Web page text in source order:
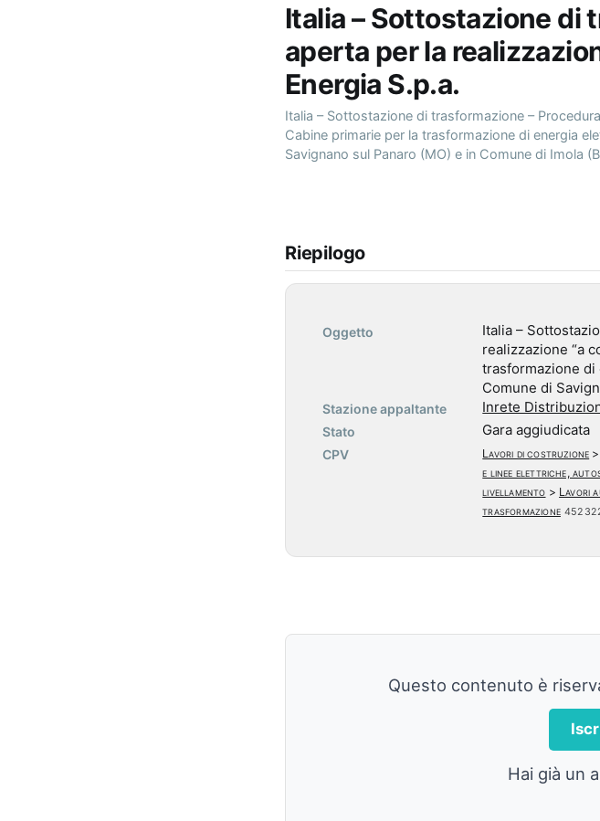
Italia – Sottostazione di
aperta per la
Energia S.p.a.
Italia – Sottostazione di trasformazione –
Cabine primarie per la trasformazione di energia
Savignano sul Panaro (MO) e in Comune di Imola
Riepilogo
Oggetto
Italia –
realizzazione “a
trasformazione di
Comune di
Stazione appaltante Inrete
Stato Gara aggiudicata
CPV Lavori di costruzione >
e linee elettriche,
livellamento > Lavori
trasformazione
Questo contenuto è
Hai già un